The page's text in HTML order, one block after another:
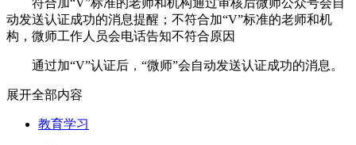
动发送认证成功的消息提醒；不符合加“V”标准的老师和机
构，微师工作人员会电话告知不符合原因
通过加“V”认证后，“微师”会自动发送认证成功的消息。
展开全部内容
教育学习